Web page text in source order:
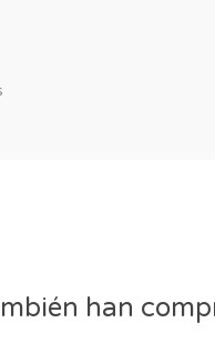
han